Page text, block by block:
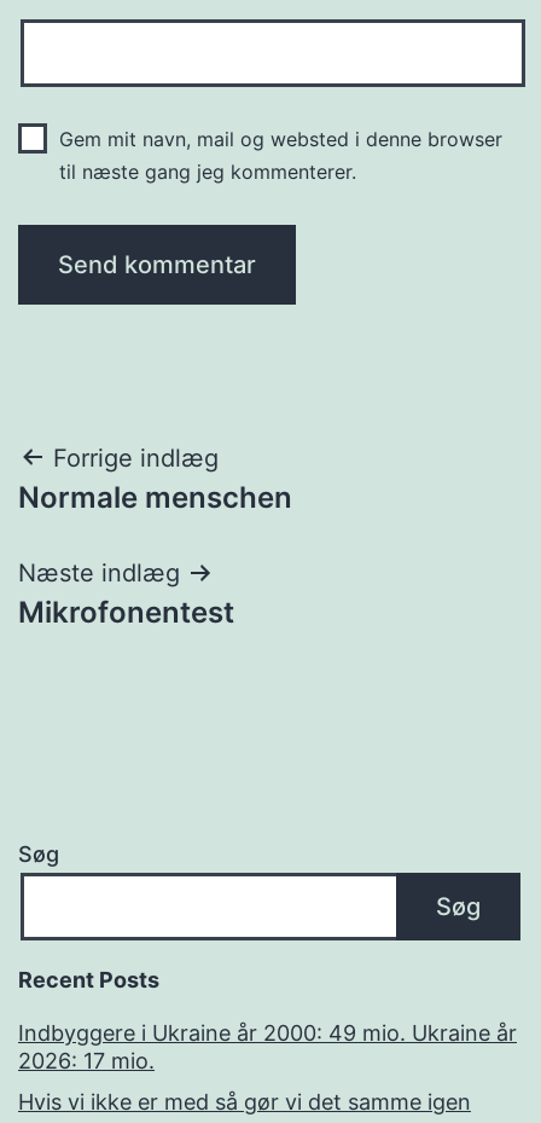
Gem mit navn, mail og websted i denne browser
til næste gang jeg kommenterer.
Indlægsnavigation
Forrige indlæg
Normale menschen
Næste indlæg
Mikrofonentest
Søg
Søg
Recent Posts
Indbyggere i Ukraine år 2000: 49 mio. Ukraine år
2026: 17 mio.
Hvis vi ikke er med så gør vi det samme igen